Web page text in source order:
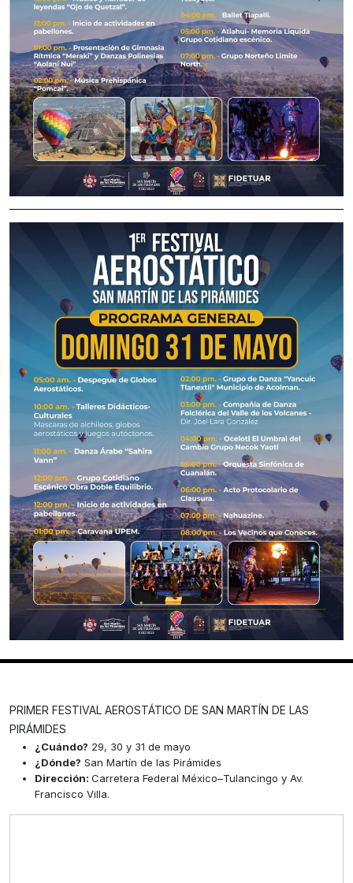
PRIMER FESTIVAL AEROSTÁTICO DE SAN MARTÍN DE LAS
PIRÁMIDES
¿Cuándo? 29, 30 y 31 de mayo
¿Dónde? San Martín de las Pirámides
Dirección: Carretera Federal México–Tulancingo y Av.
Francisco Villa.